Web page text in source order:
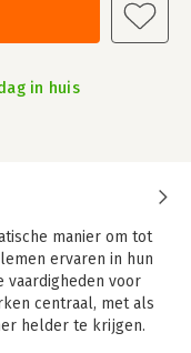
in huis
manier om tot
ervaren in hun
vaardigheden voor
centraal, met als
helder te krijgen.